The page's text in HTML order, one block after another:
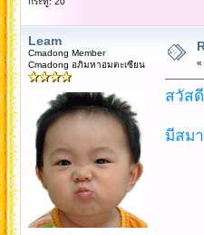
Leam
Cmadong Member
Cmadong อภิมหาอมตะเซียน
«
สวัส
มีสม